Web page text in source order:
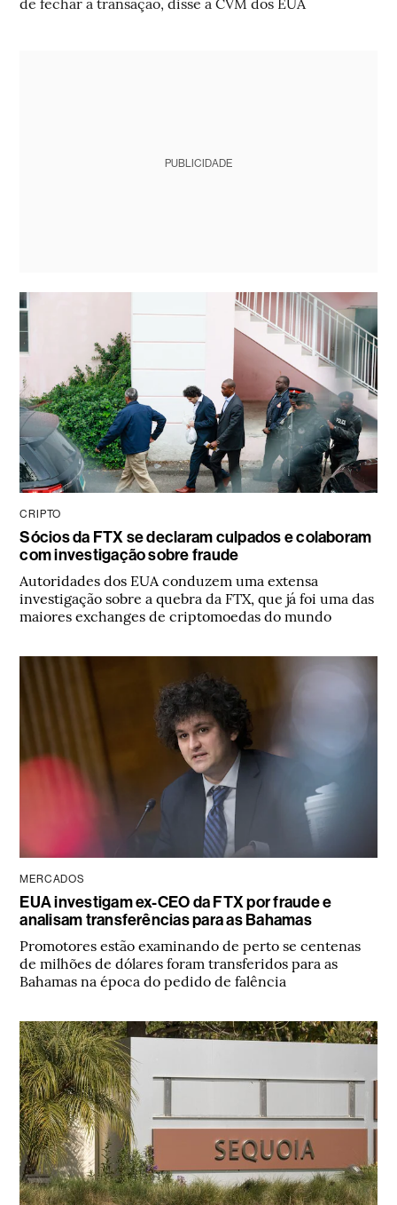
PUBLICIDADE
CRIPTO
Sócios da FTX se declaram culpados e colaboram
com investigação sobre fraude
Autoridades dos EUA conduzem uma extensa
investigação sobre a quebra da FTX, que já foi uma das
maiores exchanges de criptomoedas do mundo
MERCADOS
EUA investigam ex-CEO da FTX por fraude e
analisam transferências para as Bahamas
Promotores estão examinando de perto se centenas
de milhões de dólares foram transferidos para as
Bahamas na época do pedido de falência